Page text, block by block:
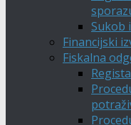
Sukob
Financijski
Fiskalna